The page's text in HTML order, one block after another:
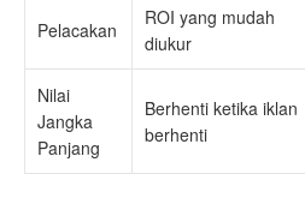
Pelacakan
ROI yang mudah
diukur
Nilai
Jangka
Panjang
Berhenti ketika iklan
berhenti